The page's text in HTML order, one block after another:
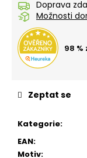
Doprava
Možnosti
98
Kategorie:
EAN:
Motiv:
Zeptat se
m
e
STUDENTSKÝ
BATOH
OXY
FLOWERS
ZDARMA
699